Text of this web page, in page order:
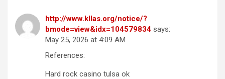
http://www.kllas.org/notice/?
bmode=view&idx=104579834 says:
May 25, 2026 at 4:09 AM
References:
Hard rock casino tulsa ok